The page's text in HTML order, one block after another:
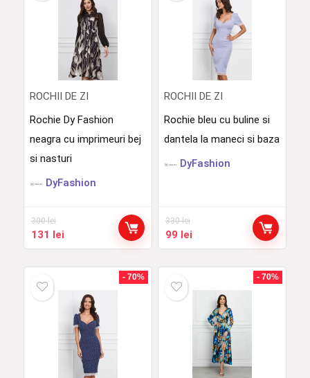
ROCHII DE ZI
Rochie Dy Fashion
neagra cu imprimeuri bej
si nasturi
DyFashion
300lei
Prețul
inițial
300 lei.
131 leiPrețul
curent
ROCHII DE ZI
Rochie bleu cu buline si
dantela la maneci si baza
DyFashion
330lei
Prețul
inițial
330 lei.
99 leiPrețul
curent
- 70% - 70%